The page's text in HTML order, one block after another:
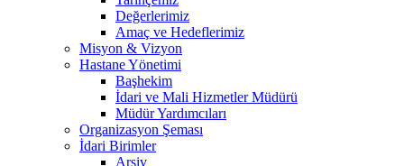
Değerlerimiz
Amaç ve Hedeflerimiz
Misyon & Vizyon
Hastane Yönetimi
Başhekim
İdari ve Mali Hizmetler Müdürü
Müdür Yardımcıları
Organizasyon Şeması
İdari Birimler
Arşiv